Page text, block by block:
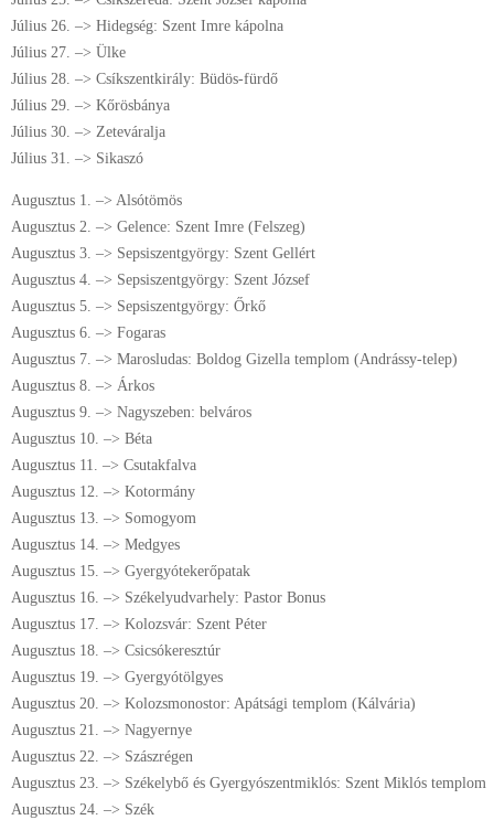
Július 26. –> Hidegség: Szent Imre kápolna
Július 27. –> Ülke
Július 28. –> Csíkszentkirály: Büdös-fürdő
Július 29. –> Kőrösbánya
Július 30. –> Zeteváralja
Július 31. –> Sikaszó
Augusztus 1. –> Alsótömös
Augusztus 2. –> Gelence: Szent Imre (Felszeg)
Augusztus 3. –> Sepsiszentgyörgy: Szent Gellért
Augusztus 4. –> Sepsiszentgyörgy: Szent József
Augusztus 5. –> Sepsiszentgyörgy: Őrkő
Augusztus 6. –> Fogaras
Augusztus 7. –> Marosludas: Boldog Gizella templom (Andrássy-telep)
Augusztus 8. –> Árkos
Augusztus 9. –> Nagyszeben: belváros
Augusztus 10. –> Béta
Augusztus 11. –> Csutakfalva
Augusztus 12. –> Kotormány
Augusztus 13. –> Somogyom
Augusztus 14. –> Medgyes
Augusztus 15. –> Gyergyótekerőpatak
Augusztus 16. –> Székelyudvarhely: Pastor Bonus
Augusztus 17. –> Kolozsvár: Szent Péter
Augusztus 18. –> Csicsókeresztúr
Augusztus 19. –> Gyergyótölgyes
Augusztus 20. –> Kolozsmonostor: Apátsági templom (Kálvária)
Augusztus 21. –> Nagyernye
Augusztus 22. –> Szászrégen
Augusztus 23. –> Székelybő és Gyergyószentmiklós: Szent Miklós templom
Augusztus 24. –> Szék